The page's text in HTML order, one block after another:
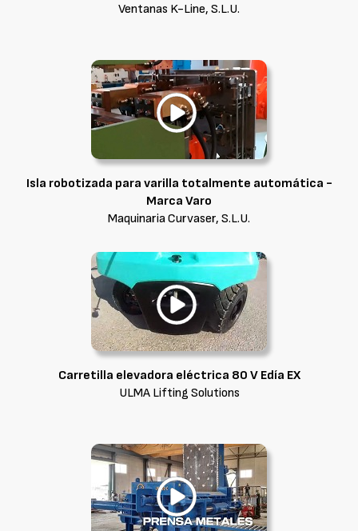
Ventanas K-Line, S.L.U.
Isla robotizada para varilla totalmente automática -
Marca Varo
Maquinaria Curvaser, S.L.U.
Carretilla elevadora eléctrica 80 V Edía EX
ULMA Lifting Solutions